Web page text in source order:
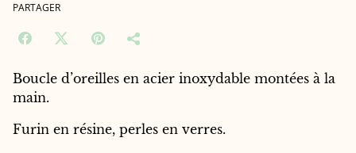
PARTAGER
Boucle d’oreilles en acier inoxydable montées à la
main.
Furin en résine, perles en verres.